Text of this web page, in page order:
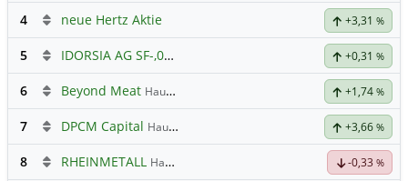
4 neue Hertz Aktie +3,31 %
5 IDORSIA AG SF-,05 +0,31 %
6 Beyond Meat Hauptdiskussion +1,74 %
7 DPCM Capital Hauptdiskussion +3,66 %
8 RHEINMETALL Hauptdiskussion -0,33 %